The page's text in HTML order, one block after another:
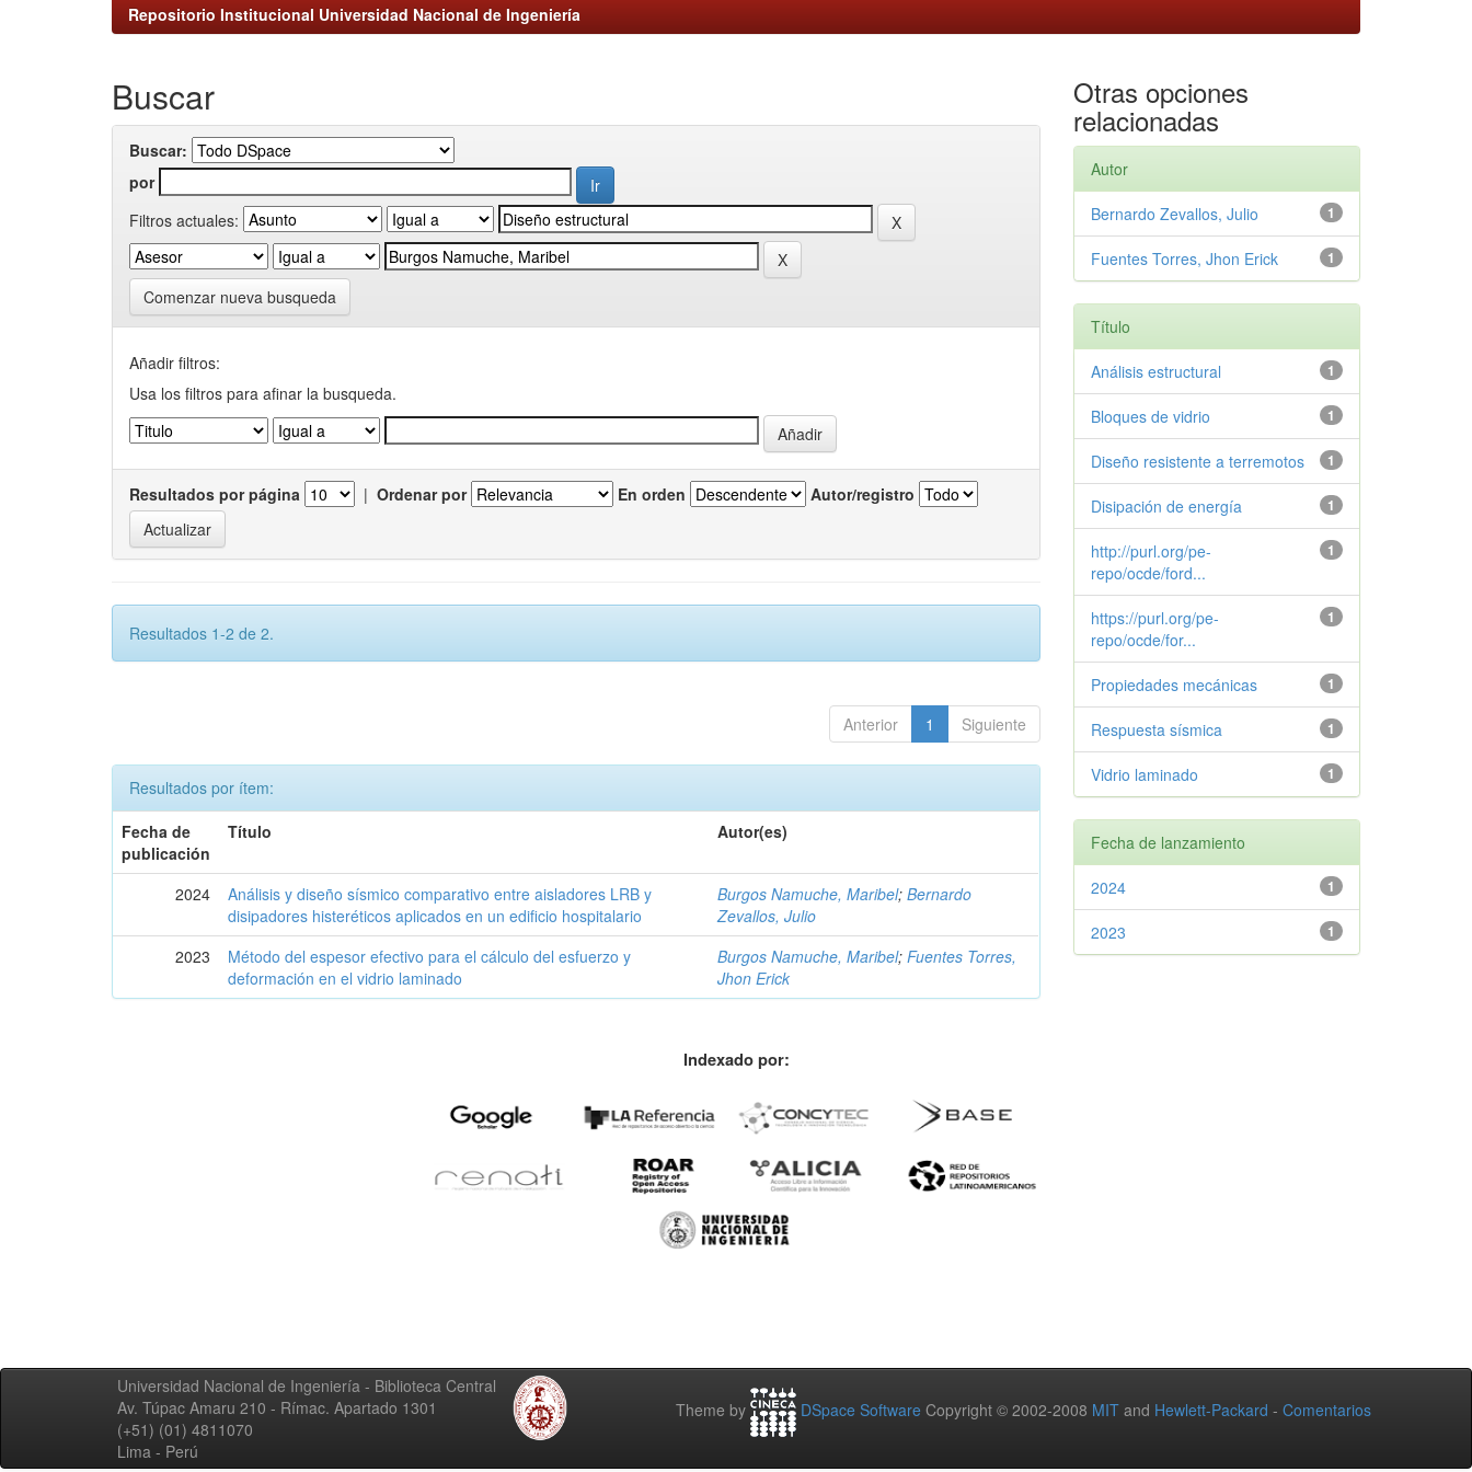
Repositorio Institucional Universidad Nacional de Ingeniería
Buscar
Buscar:
por
Filtros actuales:
Comenzar nueva busqueda
Añadir filtros:
Usa los filtros para afinar la busqueda.
Resultados por página | Ordenar por En orden Autor/registro
Resultados 1-2 de 2.
Anterior 1 Siguiente
Resultados por ítem:
Fecha de
publicación
Título Autor(es)
2024
Análisis y diseño sísmico comparativo entre aisladores LRB y
disipadores histeréticos aplicados en un edificio hospitalario
Burgos Namuche, Maribel;Bernardo
Zevallos, Julio
2023
Método del espesor efectivo para el cálculo del esfuerzo y
deformación en el vidrio laminado
Burgos Namuche, Maribel;Fuentes Torres,
Jhon Erick
Otras opciones
relacionadas
Autor
1
Bernardo Zevallos, Julio
1
Fuentes Torres, Jhon Erick
Título
1
Análisis estructural
1
Bloques de vidrio
1
Diseño resistente a terremotos
1
Disipación de energía
1
http://purl.org/pe-
repo/ocde/ford...
1
https://purl.org/pe-
repo/ocde/for...
1
Propiedades mecánicas
1
Respuesta sísmica
1
Vidrio laminado
Fecha de lanzamiento
1
2024
1
2023
Indexado por:
Universidad Nacional de Ingeniería - Biblioteca Central
Av. Túpac Amaru 210 - Rímac. Apartado 1301
(+51) (01) 4811070
Lima - Perú
Theme by DSpace Software Copyright © 2002-2008 MIT and Hewlett-Packard - Comentarios